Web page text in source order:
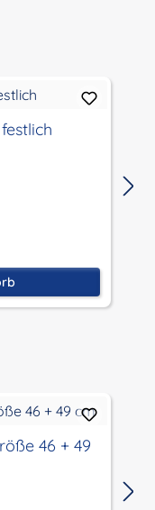
46 + 49